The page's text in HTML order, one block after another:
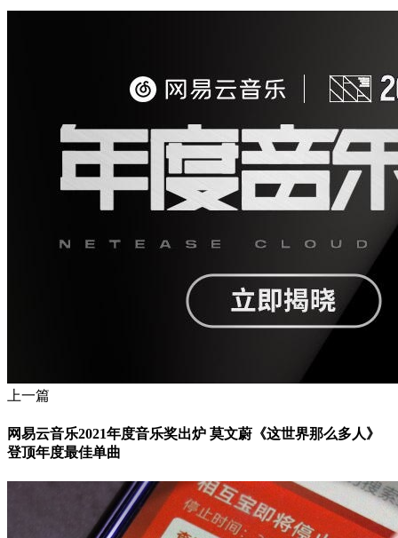
上一篇
网易云音乐2021年度音乐奖出炉 莫文蔚《这世界那么多人》
登顶年度最佳单曲